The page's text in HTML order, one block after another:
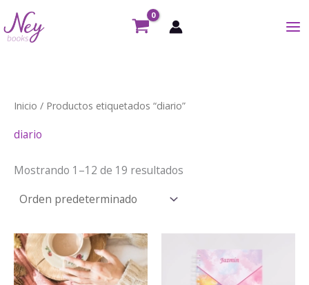
al
contenido
Inicio / Productos etiquetados “diario”
diario
Mostrando 1–12 de 19 resultados